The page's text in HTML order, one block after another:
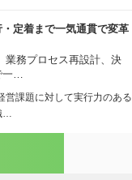
定着まで一気通貫で変革
業務プロセス再設計、決
…
課題に対して実行力のある
…